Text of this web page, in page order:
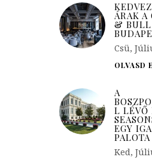
ÁRAK A
& BULL
Csü,
OLVASD
A
L LÉVŐ
EGY
PALOTA
Ked,